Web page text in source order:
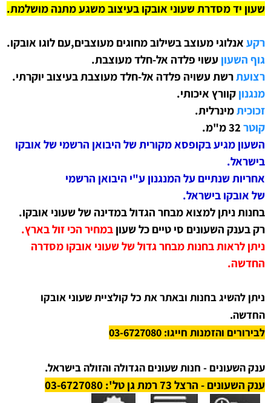
שעון יד מסדרת שעוני אובקו בעיצוב משגע מתנה מושלמת.
רקע אנלוגי מעוצבבשילובמחוגים מעוצבים,עם לוגו אובקו.
גוף השעון עשוי פלדה אל-חלד מעוצבת.
רצועתרשת עשויה פלדה אל-חלדמעוצבת בעיצוב יוקרתי.
מנגנון קוורץ איכותי.
זכוכיתמינרלית.
קוטר32 מ"מ.
השעון מגיע בקופסא מקורית של היבואן הרשמי של אובקו
בישראל.
אחריות שנתיים על המנגנון ע"י היבואן הרשמי
של אובקו בישראל.
בחנות ניתן למצוא מבחר הגדול במדינה של שעוני אובקו.
רק בענק השעונים סי טיים כל שעון במחיר הכי זול בארץ.
ניתן לראות בחנות מבחר גדול של שעוני אובקו מסדרה
החדשה.
ניתן להשיג בחנות ובאתר את כל קולציית שעוני אובקו
החדשה.
לבירורים והזמנות חייגו: 03-6727080
ענק השעונים - חנות שעונים הגדולה והזולה בישראל.
ענק השעונים - הרצל 73 רמת גן טל': 03-6727080